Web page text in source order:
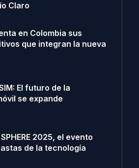
Claro
en Colombia sus
que integran la nueva
El futuro de la
se expande
2025, el evento
de la tecnología